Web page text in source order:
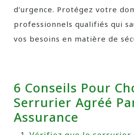
d’urgence. Protégez votre
professionnels qualifiés qui
vos besoins en matière de
6 Conseils Pour
Serrurier Agréé
Assurance